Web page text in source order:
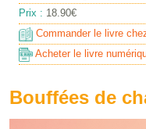
Prix : 18.90€
Commander le livre
Acheter le livre
Bouffées de